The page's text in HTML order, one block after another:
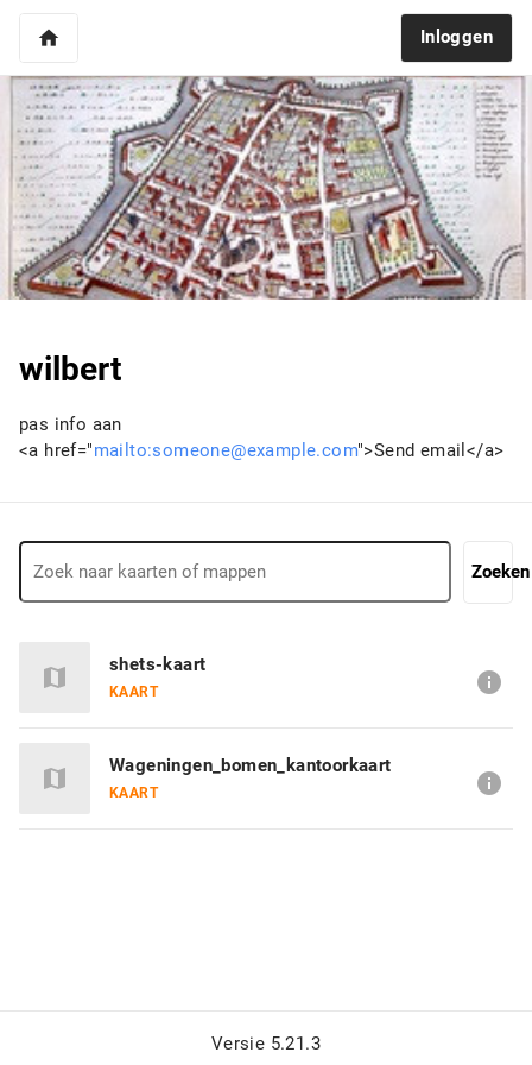
home Inloggen
wilbert
pas info aan
<a href="mailto:someone@example.com">Send email</a>
Zoeken
map shets-kaart
KAART info
map Wageningen_bomen_kantoorkaart
KAART info
Versie 5.21.3